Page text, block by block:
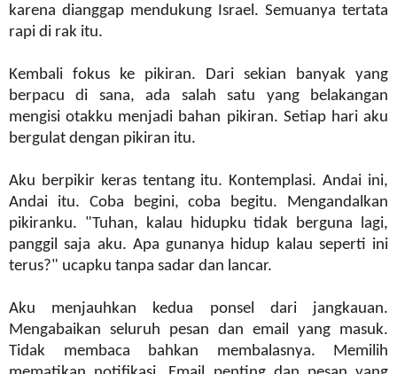
karena dianggap mendukung Israel. Semuanya tertata
rapi di rak itu.
Kembali fokus ke pikiran. Dari sekian banyak yang
berpacu di sana, ada salah satu yang belakangan
mengisi otakku menjadi bahan pikiran. Setiap hari aku
bergulat dengan pikiran itu.
Aku berpikir keras tentang itu. Kontemplasi. Andai ini,
Andai itu. Coba begini, coba begitu. Mengandalkan
pikiranku. "Tuhan, kalau hidupku tidak berguna lagi,
panggil saja aku. Apa gunanya hidup kalau seperti ini
terus?" ucapku tanpa sadar dan lancar.
Aku menjauhkan kedua ponsel dari jangkauan.
Mengabaikan seluruh pesan dan email yang masuk.
Tidak membaca bahkan membalasnya. Memilih